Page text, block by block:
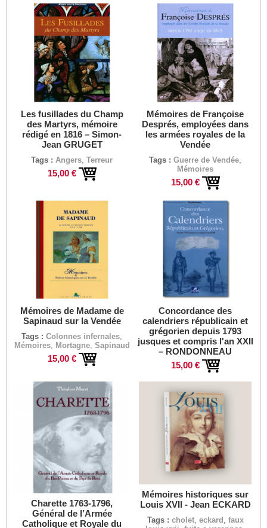
Les fusillades du Champ
des Martyrs, mémoire
rédigé en 1816 – Simon-
Jean GRUGET
Tags : Angers Terreur
15,00 €
Mémoires de Françoise
Després, employées dans
les armées royales de la
Vendée
Tags : Guerre de Vendée
Mémoires
15,00 €
Mémoires de Madame de
Sapinaud sur la Vendée
Tags : Colonnes infernales,
Mémoires, Mortagne, Sapinaud
15,00 €
Concordance des
calendriers républicain et
grégorien depuis 1793
jusques et compris l'an XXII
– RONDONNEAU
15,00 €
Charette 1763-1796,
Général de l’Armée
Catholique et Royale du
Mémoires historiques sur
Louis XVII - Jean ECKARD
Tags : cholet, eckard , faux